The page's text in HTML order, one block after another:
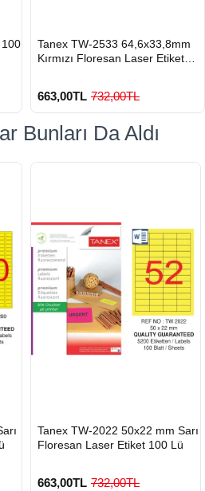
GÖNDERİ
900 TL Üzeri Kargo Ücretsiz
Tanex TW-2533 64,6x33,8mm
Kırmızı Floresan Laser Etiket
663,00TL 732,00TL
Bunları Da Aldı
GÖNDERİ
Tanex TW-2022 50x22 mm Sarı
Floresan Laser Etiket 100 Lü
663,00TL 732,00TL